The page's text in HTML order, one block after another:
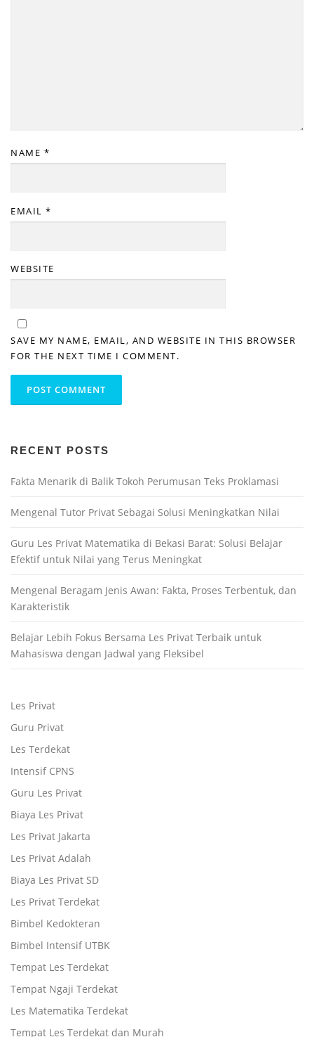
NAME *
EMAIL *
WEBSITE
SAVE MY NAME, EMAIL, AND WEBSITE IN THIS BROWSER
FOR THE NEXT TIME I COMMENT.
RECENT POSTS
Fakta Menarik di Balik Tokoh Perumusan Teks Proklamasi
Mengenal Tutor Privat Sebagai Solusi Meningkatkan Nilai
Guru Les Privat Matematika di Bekasi Barat: Solusi Belajar
Efektif untuk Nilai yang Terus Meningkat
Mengenal Beragam Jenis Awan: Fakta, Proses Terbentuk, dan
Karakteristik
Belajar Lebih Fokus Bersama Les Privat Terbaik untuk
Mahasiswa dengan Jadwal yang Fleksibel
Les Privat
Guru Privat
Les Terdekat
Intensif CPNS
Guru Les Privat
Biaya Les Privat
Les Privat Jakarta
Les Privat Adalah
Biaya Les Privat SD
Les Privat Terdekat
Bimbel Kedokteran
Bimbel Intensif UTBK
Tempat Les Terdekat
Tempat Ngaji Terdekat
Les Matematika Terdekat
Tempat Les Terdekat dan Murah